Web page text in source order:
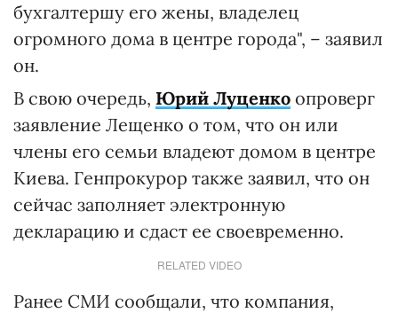
бухгалтершу его жены, владелец
огромного дома в центре города", – заявил
он.
В свою очередь, Юрий Луценко опроверг
заявление Лещенко о том, что он или
члены его семьи владеют домом в центре
Киева. Генпрокурор также заявил, что он
сейчас заполняет электронную
декларацию и сдаст ее своевременно.
RELATED VIDEO
Ранее СМИ сообщали, что компания,